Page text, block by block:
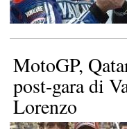
MotoGP,
post-gara di
Lorenzo